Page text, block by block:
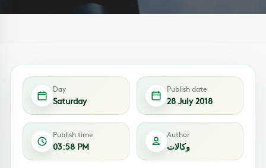
Day
Saturday
Publish date
28 July 2018
Publish time
03:58 PM
Author
وكالات